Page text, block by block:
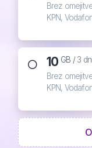
Brez
KPN,
10 GB /3 dni
Brez
KPN,